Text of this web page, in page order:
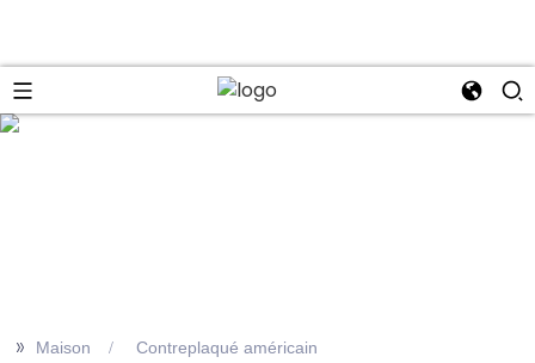
>> Maison Contreplaqué américain